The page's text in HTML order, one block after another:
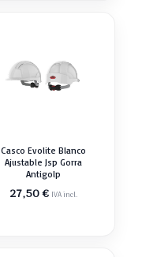
Casco Evolite Blanco
Ajustable Jsp Gorra
Antigolp
27,50€ IVA incl.